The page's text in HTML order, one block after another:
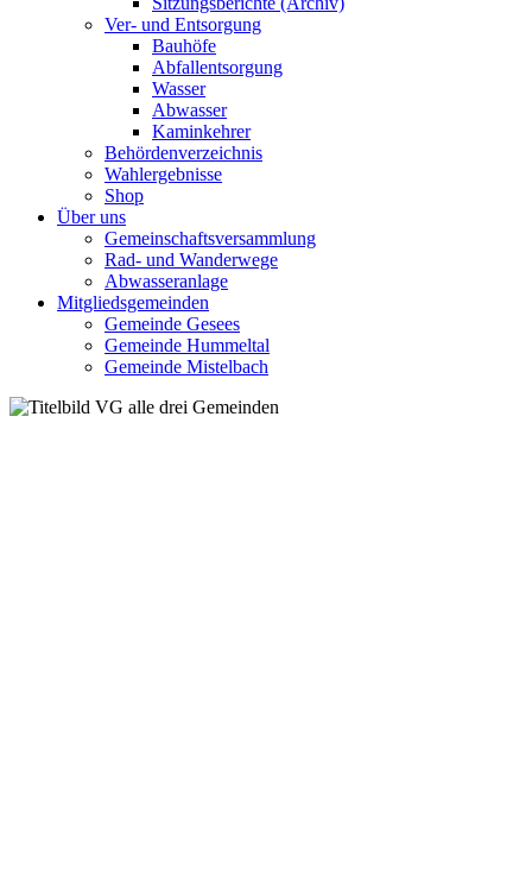
Ver- und Entsorgung
Bauhöfe
Abfallentsorgung
Wasser
Abwasser
Kaminkehrer
Behördenverzeichnis
Wahlergebnisse
Shop
Über uns
Gemeinschaftsversammlung
Rad- und Wanderwege
Abwasseranlage
Mitgliedsgemeinden
Gemeinde Gesees
Gemeinde Hummeltal
Gemeinde Mistelbach